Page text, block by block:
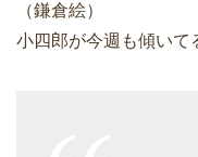
（鎌倉絵）
小四郎が今週も傾いて